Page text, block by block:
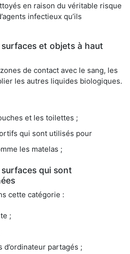
en raison du véritable risque
infectieux qu’ils
et objets à haut
de contact avec le sang, les
les autres liquides biologiques.
et les toilettes ;
qui sont utilisés pour
les matelas ;
qui sont
cette catégorie :
;
d’ordinateur partagés ;